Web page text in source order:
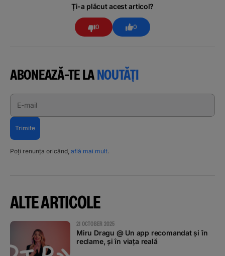
Ți-a plăcut acest articol?
0 0
ABONEAZĂ-TE LANOUTĂȚI
E-mail
Trimite
Poți renunța oricând, află mai mult.
ALTE ARTICOLE
21 OCTOBER 2025
Miru Dragu @ Un app recomandat și în
reclame, și în viața reală